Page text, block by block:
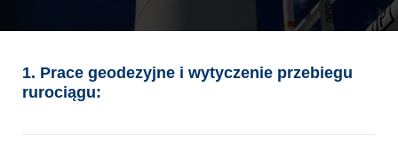
1. Prace geodezyjne i wytyczenie przebiegu
rurociągu: